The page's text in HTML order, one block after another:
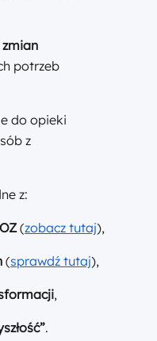
zmian
potrzeb
do opieki
z
z:
(zobacz tutaj),
(sprawdź tutaj),
,
.